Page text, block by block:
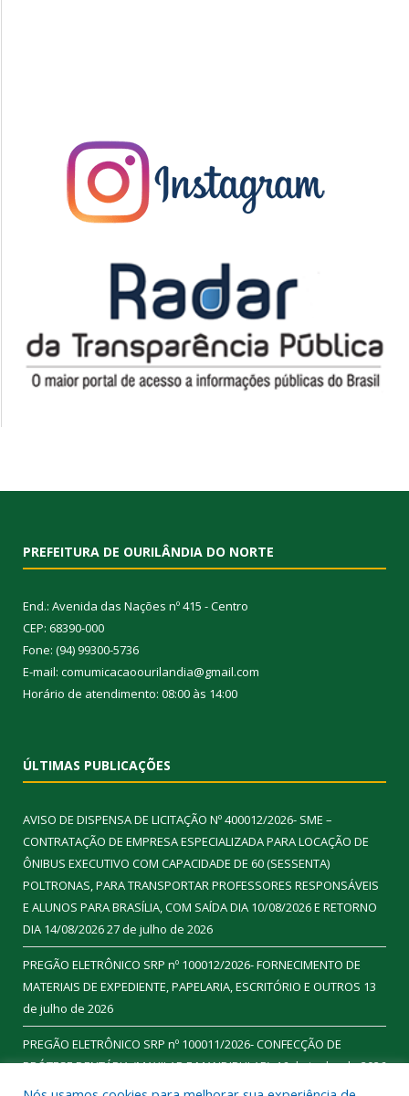
PREFEITURA DE OURILÂNDIA DO NORTE
End.: Avenida das Nações nº 415 - Centro
CEP: 68390-000
Fone: (94) 99300-5736
E-mail: comumicacaoourilandia@gmail.com
Horário de atendimento: 08:00 às 14:00
ÚLTIMAS PUBLICAÇÕES
AVISO DE DISPENSA DE LICITAÇÃO Nº 400012/2026- SME –
CONTRATAÇÃO DE EMPRESA ESPECIALIZADA PARA LOCAÇÃO DE
ÔNIBUS EXECUTIVO COM CAPACIDADE DE 60 (SESSENTA)
POLTRONAS, PARA TRANSPORTAR PROFESSORES RESPONSÁVEIS
E ALUNOS PARA BRASÍLIA, COM SAÍDA DIA 10/08/2026 E RETORNO
DIA 14/08/202627 de julho de 2026
PREGÃO ELETRÔNICO SRP nº 100012/2026- FORNECIMENTO DE
MATERIAIS DE EXPEDIENTE, PAPELARIA, ESCRITÓRIO E OUTROS 13
de julho de 2026
PREGÃO ELETRÔNICO SRP nº 100011/2026- CONFECÇÃO DE
PRÓTESE DENTÁRIA (MAXILAR E MANDIBULAR).16 de junho de 2026